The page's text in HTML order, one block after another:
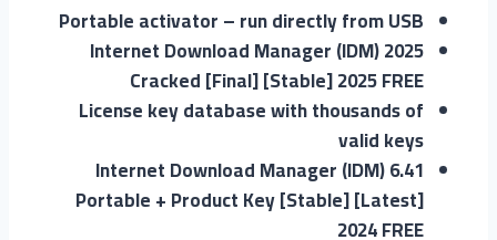
Portable activator – run directly from USB
Internet Download Manager (IDM) 2025
Cracked [Final] [Stable] 2025 FREE
License key database with thousands of
valid keys
Internet Download Manager (IDM) 6.41
Portable + Product Key [Stable] [Latest]
2024 FREE